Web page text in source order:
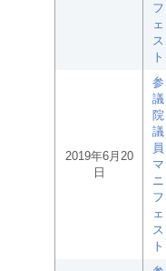
フ
ェ
ス
ト
2019年6月20
日
参
議
院
議
員
マ
ニ
フ
ェ
ス
ト